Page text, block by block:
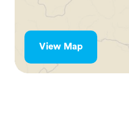
View Map